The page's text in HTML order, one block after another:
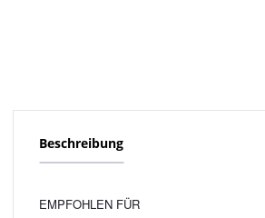
Beschreibung
EMPFOHLEN FÜR